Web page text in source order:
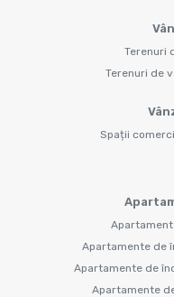
Terenuri
Terenuri de
Spații
Apartamente de
Apartamente de
Apartamente